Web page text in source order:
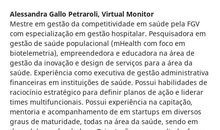
Alessandra Gallo Petraroli, Virtual Monitor
Mestre em gestão da competitividade em saúde pela FGV
com especialização em gestão hospitalar. Pesquisadora em
gestão de saúde populacional (mHealth com foco em
biotelemetria), empreendedora e educadora na área de
gestão da inovação e design de serviços para a área da
saúde. Experiência como executiva de gestão administrativa
financeiras em instituições de saúde. Possui habilidades de
raciocínio estratégico para definir planos de ação e liderar
times multifuncionais. Possui experiência na capitação,
mentoria e acompanhamento de em startups em diversos
graus de maturidade, todas na área da saúde, sendo em